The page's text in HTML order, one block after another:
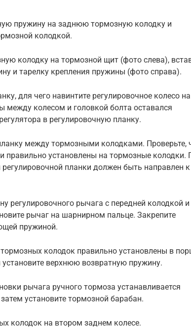
пружину на заднюю тормозную колодку и
колодкой.
колодку на тормозной щит (фото слева),
и тарелку крепления пружины (фото справа).
для чего навинтите регулировочное колесо на
между колесом и головкой болта оставался
в регулировочную планку.
между тормозными колодками. Проверьте,
правильно установлены на тормозные колодки.
планки должен быть направлен к
регулировочного рычага с передней колодкой и
рычаг на шарнирном пальце. Закрепите
пружиной.
тормозных колодок правильно установлены в
верхнюю возвратную пружину.
рычага ручного тормоза устанавливается
установите тормозной барабан.
колодок на втором заднем колесе.